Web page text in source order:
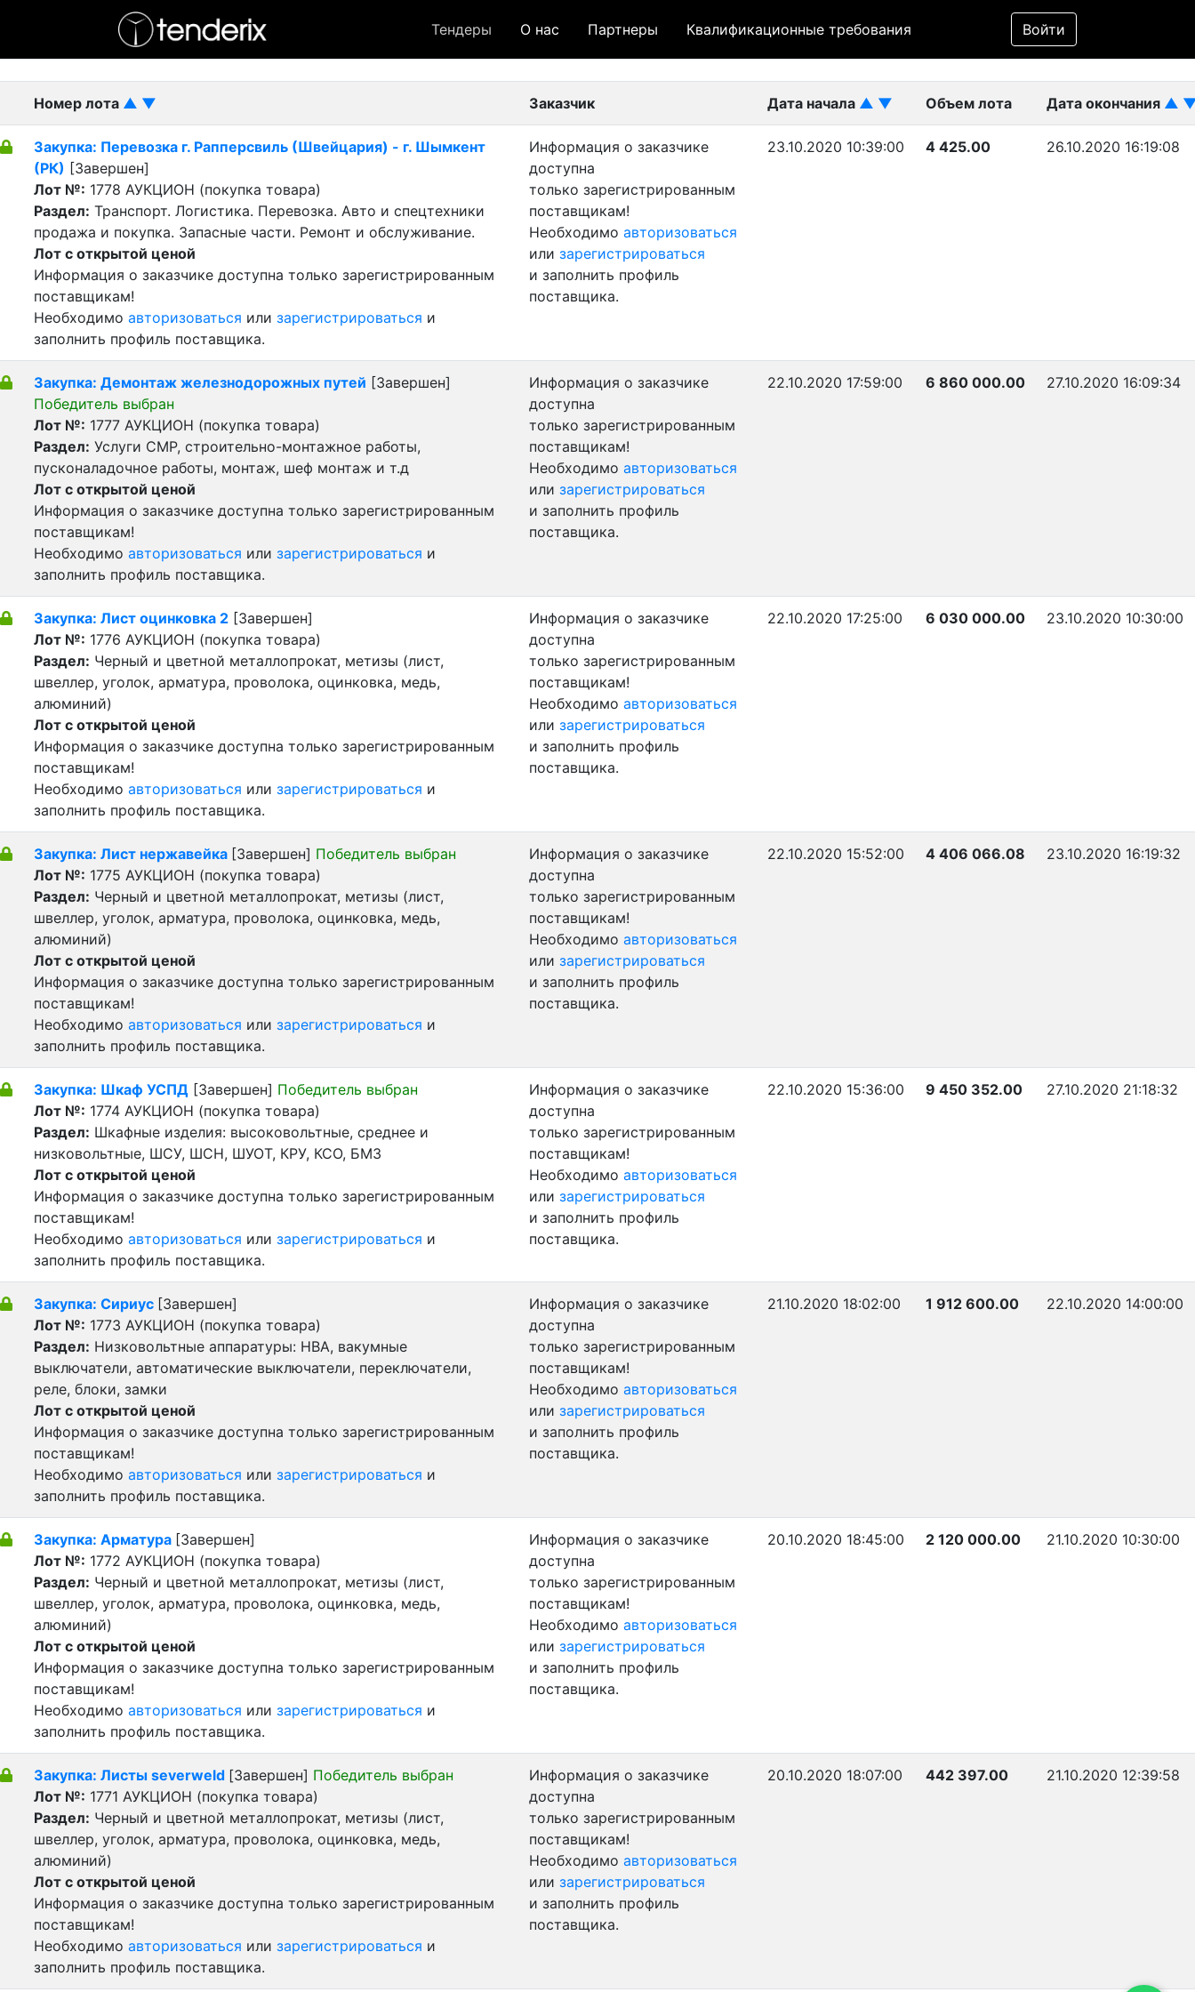
Тендеры О нас Партнеры Квалификационные требования Войти
Фильтр
- Завершенный лот
Номер лота ▲ ▼ Заказчик Дата начала ▲ ▼ Объем лота Дата окончания ▲
Закупка: Перевозка г. Рапперсвиль (Швейцария) - г. Шымкент
(РК) [Завершен]
Лот №: 1778 АУКЦИОН (покупка товара)
Раздел: Транспорт. Логистика. Перевозка. Авто и спецтехники
продажа и покупка. Запасные части. Ремонт и обслуживание.
Лот с открытой ценой
Информация о заказчике доступна только зарегистрированным
поставщикам!
Необходимо авторизоваться или зарегистрироваться и
заполнить профиль поставщика.
Информация о заказчике
доступна
только зарегистрированным
поставщикам!
Необходимо авторизоваться
или зарегистрироваться
и заполнить профиль
поставщика.
23.10.2020 10:39:00 4 425.00 26.10.2020 16:19:08
Закупка: Демонтаж железнодорожных путей [Завершен]
Победитель выбран
Лот №: 1777 АУКЦИОН (покупка товара)
Раздел: Услуги СМР, строительно-монтажное работы,
пусконаладочное работы, монтаж, шеф монтаж и т.д
Лот с открытой ценой
Информация о заказчике доступна только зарегистрированным
поставщикам!
Необходимо авторизоваться или зарегистрироваться и
заполнить профиль поставщика.
Информация о заказчике
доступна
только зарегистрированным
поставщикам!
Необходимо авторизоваться
или зарегистрироваться
и заполнить профиль
поставщика.
22.10.2020 17:59:00 6 860 000.00 27.10.2020 16:09:34
Закупка: Лист оцинковка 2 [Завершен]
Лот №: 1776 АУКЦИОН (покупка товара)
Раздел: Черный и цветной металлопрокат, метизы (лист,
швеллер, уголок, арматура, проволока, оцинковка, медь,
алюминий)
Лот с открытой ценой
Информация о заказчике доступна только зарегистрированным
поставщикам!
Необходимо авторизоваться или зарегистрироваться и
заполнить профиль поставщика.
Информация о заказчике
доступна
только зарегистрированным
поставщикам!
Необходимо авторизоваться
или зарегистрироваться
и заполнить профиль
поставщика.
22.10.2020 17:25:00 6 030 000.00 23.10.2020 10:30:00
Закупка: Лист нержавейка [Завершен] Победитель выбран
Лот №: 1775 АУКЦИОН (покупка товара)
Раздел: Черный и цветной металлопрокат, метизы (лист,
швеллер, уголок, арматура, проволока, оцинковка, медь,
алюминий)
Лот с открытой ценой
Информация о заказчике доступна только зарегистрированным
поставщикам!
Необходимо авторизоваться или зарегистрироваться и
заполнить профиль поставщика.
Информация о заказчике
доступна
только зарегистрированным
поставщикам!
Необходимо авторизоваться
или зарегистрироваться
и заполнить профиль
поставщика.
22.10.2020 15:52:00 4 406 066.08 23.10.2020 16:19:32
Закупка: Шкаф УСПД [Завершен] Победитель выбран
Лот №: 1774 АУКЦИОН (покупка товара)
Раздел: Шкафные изделия: высоковольтные, среднее и
низковольтные, ШСУ, ШСН, ШУОТ, КРУ, КСО, БМЗ
Лот с открытой ценой
Информация о заказчике доступна только зарегистрированным
поставщикам!
Необходимо авторизоваться или зарегистрироваться и
заполнить профиль поставщика.
Информация о заказчике
доступна
только зарегистрированным
поставщикам!
Необходимо авторизоваться
или зарегистрироваться
и заполнить профиль
поставщика.
22.10.2020 15:36:00 9 450 352.00 27.10.2020 21:18:32
Закупка: Сириус [Завершен]
Лот №: 1773 АУКЦИОН (покупка товара)
Раздел: Низковольтные аппаратуры: НВА, вакумные
выключатели, автоматические выключатели, переключатели,
реле, блоки, замки
Лот с открытой ценой
Информация о заказчике доступна только зарегистрированным
поставщикам!
Необходимо авторизоваться или зарегистрироваться и
заполнить профиль поставщика.
Информация о заказчике
доступна
только зарегистрированным
поставщикам!
Необходимо авторизоваться
или зарегистрироваться
и заполнить профиль
поставщика.
21.10.2020 18:02:00 1 912 600.00 22.10.2020 14:00:00
Закупка: Арматура [Завершен]
Лот №: 1772 АУКЦИОН (покупка товара)
Раздел: Черный и цветной металлопрокат, метизы (лист,
швеллер, уголок, арматура, проволока, оцинковка, медь,
алюминий)
Лот с открытой ценой
Информация о заказчике доступна только зарегистрированным
поставщикам!
Необходимо авторизоваться или зарегистрироваться и
заполнить профиль поставщика.
Информация о заказчике
доступна
только зарегистрированным
поставщикам!
Необходимо авторизоваться
или зарегистрироваться
и заполнить профиль
поставщика.
20.10.2020 18:45:00 2 120 000.00 21.10.2020 10:30:00
Закупка: Листы severweld [Завершен] Победитель выбран
Лот №: 1771 АУКЦИОН (покупка товара)
Раздел: Черный и цветной металлопрокат, метизы (лист,
швеллер, уголок, арматура, проволока, оцинковка, медь,
алюминий)
Лот с открытой ценой
Информация о заказчике доступна только зарегистрированным
поставщикам!
Необходимо авторизоваться или зарегистрироваться и
заполнить профиль поставщика.
Информация о заказчике
доступна
только зарегистрированным
поставщикам!
Необходимо авторизоваться
или зарегистрироваться
и заполнить профиль
поставщика.
20.10.2020 18:07:00 442 397.00 21.10.2020 12:39:58